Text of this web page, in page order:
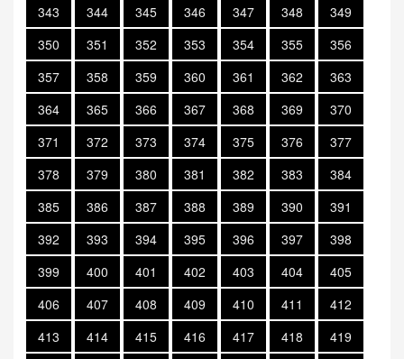
343
344 345 346 347 348
349
350
351 352 353 354 355
356
357
358 359 360 361 362
363
364
365 366 367 368 369
370
371
372 373 374 375 376
377
378
379 380 381 382 383
384
385
386 387 388 389 390
391
392
393 394 395 396 397
398
399
400 401 402 403 404
405
406
407 408 409 410 411
412
413
414 415 416 417 418 419